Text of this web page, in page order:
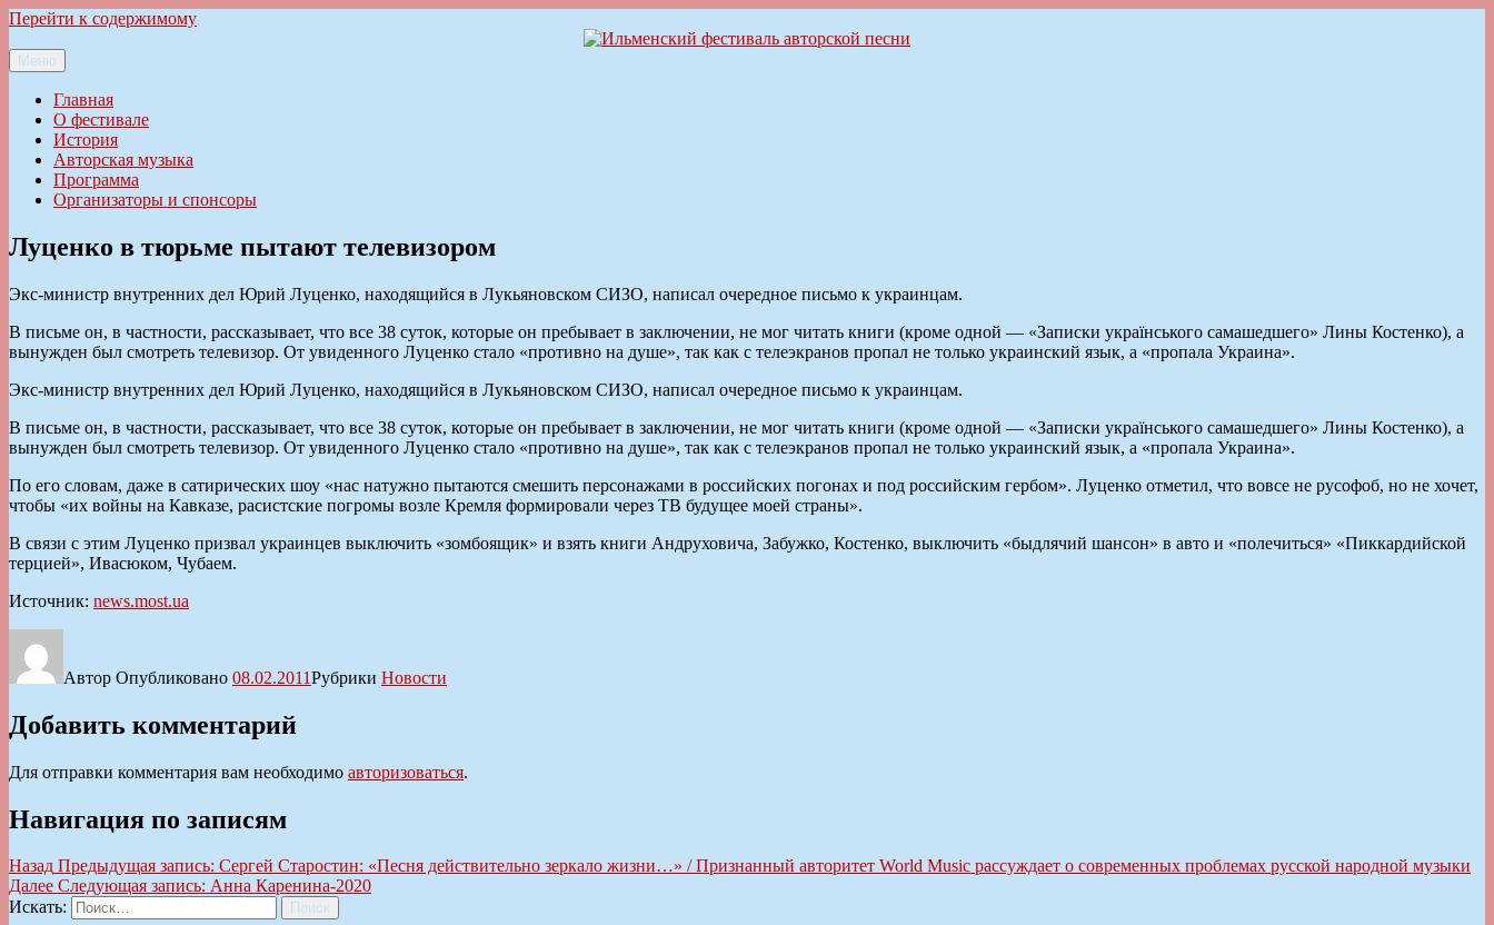
Перейти к содержимому
Ильменский фестиваль авторской песни
Меню
Главная
О фестивале
История
Авторская музыка
Программа
Организаторы и спонсоры
Луценко в тюрьме пытают телевизором
Экс-министр внутренних дел Юрий Луценко, находящийся в Лукьяновском СИЗО, написал очередное письмо к украинцам.
В письме он, в частности, рассказывает, что все 38 суток, которые он пребывает в заключении, не мог читать книги (кроме одной — «Записки українського самашедшего» Лины Костенко), а
вынужден был смотреть телевизор. От увиденного Луценко стало «противно на душе», так как с телеэкранов пропал не только украинский язык, а «пропала Украина».
Экс-министр внутренних дел Юрий Луценко, находящийся в Лукьяновском СИЗО, написал очередное письмо к украинцам.
В письме он, в частности, рассказывает, что все 38 суток, которые он пребывает в заключении, не мог читать книги (кроме одной — «Записки українського самашедшего» Лины Костенко), а
вынужден был смотреть телевизор. От увиденного Луценко стало «противно на душе», так как с телеэкранов пропал не только украинский язык, а «пропала Украина».
По его словам, даже в сатирических шоу «нас натужно пытаются смешить персонажами в российских погонах и под российским гербом». Луценко отметил, что вовсе не русофоб, но не хочет,
чтобы «их войны на Кавказе, расистские погромы возле Кремля формировали через ТВ будущее моей страны».
В связи с этим Луценко призвал украинцев выключить «зомбоящик» и взять книги Андруховича, Забужко, Костенко, выключить «быдлячий шансон» в авто и «полечиться» «Пиккардийской
терцией», Ивасюком, Чубаем.
Источник: news.most.ua
Автор Опубликовано 08.02.2011Рубрики Новости
Добавить комментарий
Для отправки комментария вам необходимо авторизоваться.
Навигация по записям
Назад Предыдущая запись: Сергей Старостин: «Песня действительно зеркало жизни…» / Признанный авторитет World Music рассуждает о современных проблемах русской народной музыки
Далее Следующая запись: Анна Каренина-2020
Искать:
Поиск